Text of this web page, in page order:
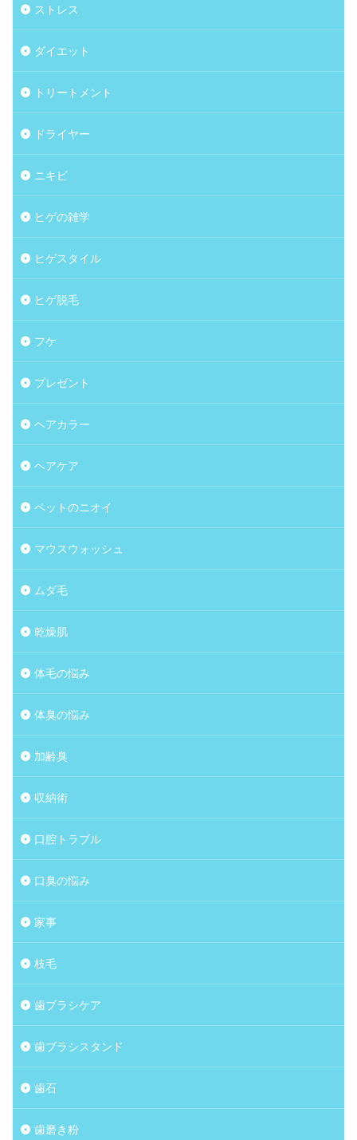
ストレス
ダイエット
トリートメント
ドライヤー
ニキビ
ヒゲの雑学
ヒゲスタイル
ヒゲ脱毛
フケ
プレゼント
ヘアカラー
ヘアケア
ペットのニオイ
マウスウォッシュ
ムダ毛
乾燥肌
体毛の悩み
体臭の悩み
加齢臭
収納術
口腔トラブル
口臭の悩み
家事
枝毛
歯ブラシケア
歯ブラシスタンド
歯石
歯磨き粉